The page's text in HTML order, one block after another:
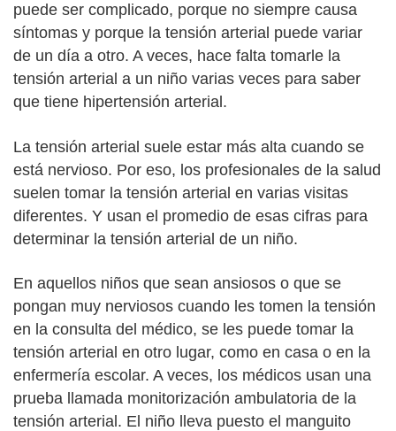
puede ser complicado, porque no siempre causa
síntomas y porque la tensión arterial puede variar
de un día a otro. A veces, hace falta tomarle la
tensión arterial a un niño varias veces para saber
que tiene hipertensión arterial.
La tensión arterial suele estar más alta cuando se
está nervioso. Por eso, los profesionales de la salud
suelen tomar la tensión arterial en varias visitas
diferentes. Y usan el promedio de esas cifras para
determinar la tensión arterial de un niño.
En aquellos niños que sean ansiosos o que se
pongan muy nerviosos cuando les tomen la tensión
en la consulta del médico, se les puede tomar la
tensión arterial en otro lugar, como en casa o en la
enfermería escolar. A veces, los médicos usan una
prueba llamada monitorización ambulatoria de la
tensión arterial. El niño lleva puesto el manguito